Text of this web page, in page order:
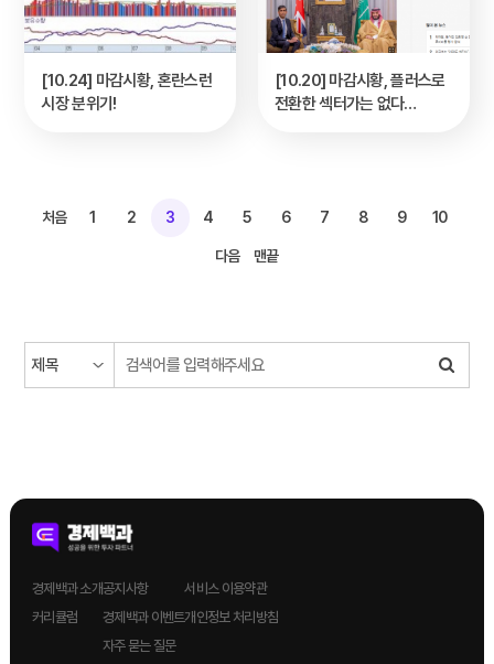
[10.24] 마감시황, 혼란스런
시장 분위기!
[10.20] 마감시황, 플러스로
전환한 섹터가는 없다…
처음 1 2 3 4 5 6 7 8 9 10
다음 맨끝
경제백과 소개
커리큘럼
공지사항
경제백과 이벤트
자주 묻는 질문
서비스 이용약관
개인정보 처리방침